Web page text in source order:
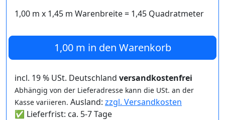
1,00 m x 1,45 m Warenbreite = 1,45 Quadratmeter
1,00 m in den Warenkorb
incl. 19 % USt. Deutschland versandkostenfrei
Abhängig von der Lieferadresse kann die USt. an der
Kasse variieren. Ausland: zzgl. Versandkosten
✅ Lieferfrist: ca. 5-7 Tage